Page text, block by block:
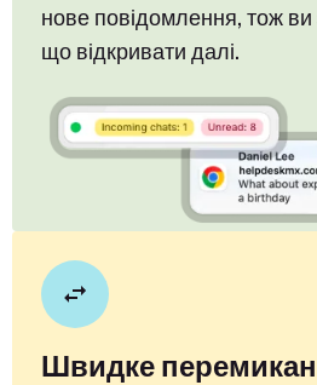
нове повідомлення, тож
що відкривати далі.
Швидке